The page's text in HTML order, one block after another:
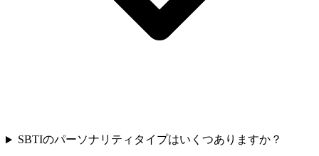
SBTIのパーソナリティタイプはいくつありますか？